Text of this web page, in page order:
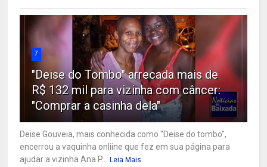
7
"Deise do Tombo" arrecada mais de
R$ 132 mil para vizinha com câncer:
"Comprar a casinha dela"
Deise Gouveia, mais conhecida como "Deise do tombo",
encerrou a vaquinha onliine que fez em sua página para
ajudar a vizinha Ana P...
Leia Mais